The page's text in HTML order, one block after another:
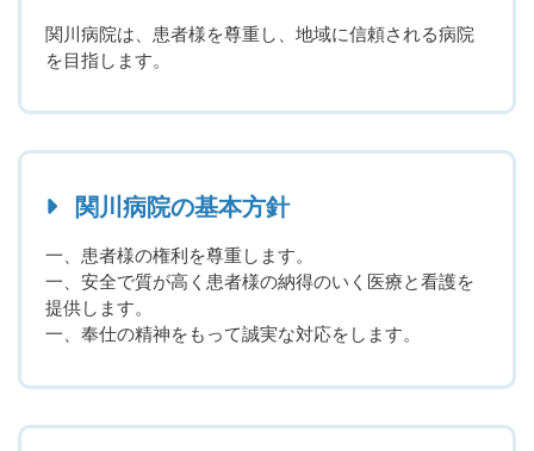
関川病院は、患者様を尊重し、地域に信頼される病院
を目指します。
関川病院の基本方針
一、患者様の権利を尊重します。
一、安全で質が高く患者様の納得のいく医療と看護を
提供します。
一、奉仕の精神をもって誠実な対応をします。